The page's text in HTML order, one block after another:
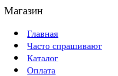
Магазин
Главная
Часто спрашивают
Каталог
Оплата